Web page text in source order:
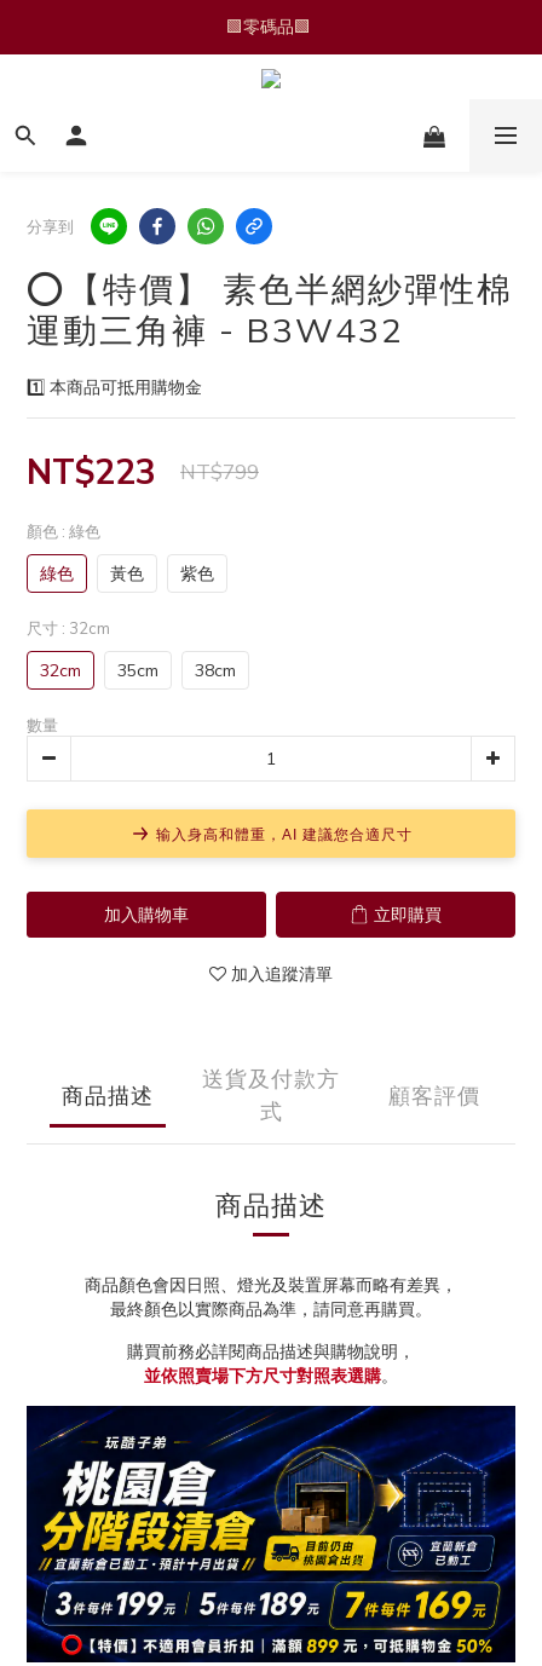
🆕 運動褲/家居褲
🆕 運動褲/家居褲
分享到
⭕️【特價】 素色半網紗彈性棉
運動三角褲 - B3W432
1️⃣ 本商品可抵用購物金
NT$799
NT$223
顏色 : 綠色
綠色 黃色 紫色
尺寸 : 32cm
32cm 35cm 38cm
數量
输入身高和體重，AI 建議您合適尺寸
加入購物車 立即購買
加入追蹤清單
商品描述
送貨及付款方
式
顧客評價
商品描述
商品顏色會因日照、燈光及裝置屏幕而略有差異，
最終顏色以實際商品為準，請同意再購買。
購買前務必詳閱商品描述與購物說明，
並依照賣場下方尺寸對照表選購。